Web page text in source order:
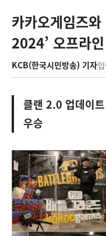
카카오게임즈
2024’ 오프라
KCB(한국시민방송) 기자
클랜 2.0 업데이
우승